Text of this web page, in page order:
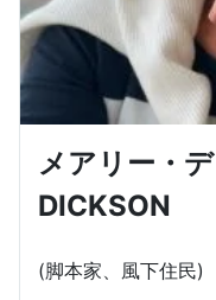
メアリー・
DICKSON
(脚本家、風下住民)